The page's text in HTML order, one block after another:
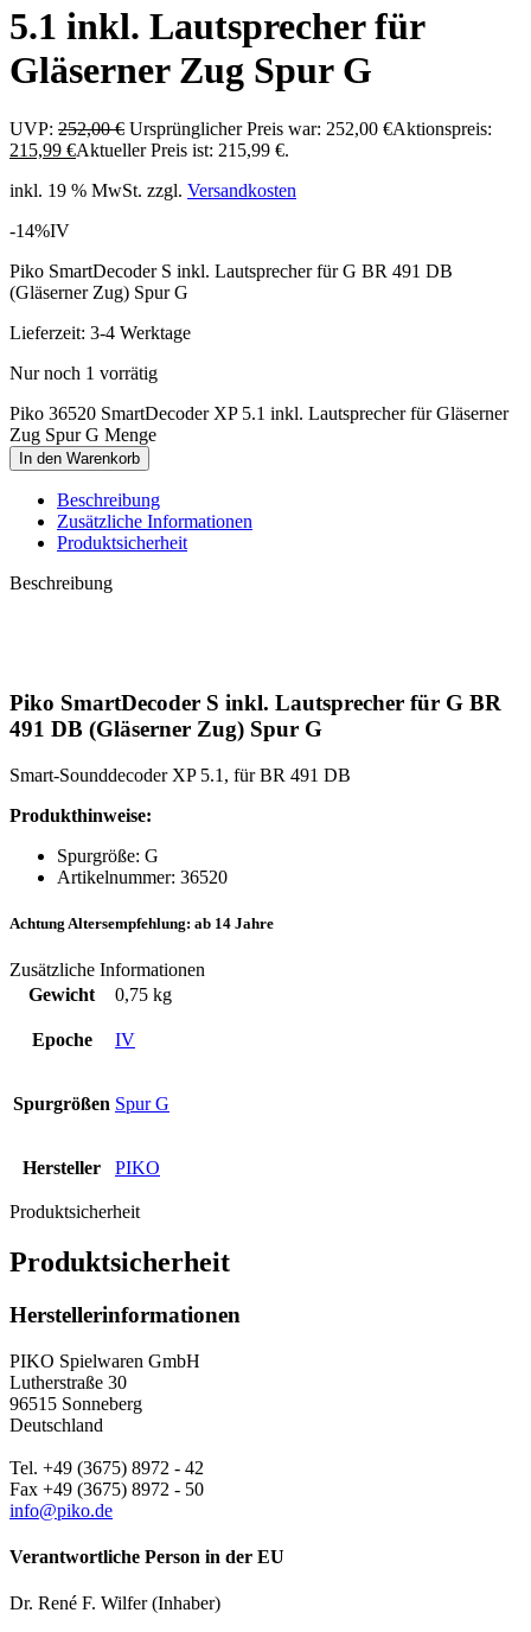
5.1 inkl. Lautsprecher für
Gläserner Zug Spur G
UVP: 252,00€ Ursprünglicher Preis war: 252,00 €Aktionspreis:
215,99 €Aktueller Preis ist: 215,99 €.
inkl. 19 % MwSt. zzgl. Versandkosten
-14%IV
Piko SmartDecoder S inkl. Lautsprecher für G BR 491 DB
(Gläserner Zug) Spur G
Lieferzeit: 3-4 Werktage
Nur noch 1 vorrätig
Piko 36520 SmartDecoder XP 5.1 inkl. Lautsprecher für Gläserner
Zug Spur G Menge
In den Warenkorb
Beschreibung
Zusätzliche Informationen
Produktsicherheit
Beschreibung
Piko SmartDecoder S inkl. Lautsprecher für G BR
491 DB (Gläserner Zug) Spur G
Smart-Sounddecoder XP 5.1, für BR 491 DB
Produkthinweise:
Spurgröße: G
Artikelnummer: 36520
Achtung Altersempfehlung: ab 14 Jahre
Zusätzliche Informationen
Gewicht
0,75 kg
Epoche IV
Spurgrößen Spur G
Hersteller PIKO
Produktsicherheit
Produktsicherheit
Herstellerinformationen
PIKO Spielwaren GmbH
Lutherstraße 30
96515 Sonneberg
Deutschland
Tel. +49 (3675) 8972 - 42
Fax +49 (3675) 8972 - 50
info@piko.de
Verantwortliche Person in der EU
Dr. René F. Wilfer (Inhaber)